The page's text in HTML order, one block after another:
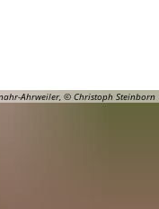
Ahrweiler, © Christoph Steinborn